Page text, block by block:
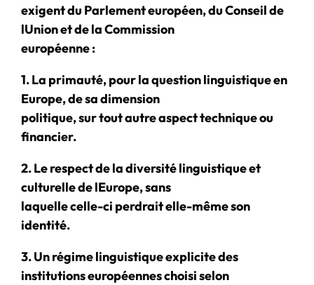
exigent du Parlement européen, du Conseil de
lUnion et de la Commission
européenne :
1. La primauté, pour la question linguistique en
Europe, de sa dimension
politique, sur tout autre aspect technique ou
financier.
2. Le respect de la diversité linguistique et
culturelle de lEurope, sans
laquelle celle-ci perdrait elle-même son
identité.
3. Un régime linguistique explicite des
institutions européennes choisi selon